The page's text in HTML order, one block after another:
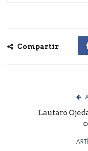
Compartir
Lautaro